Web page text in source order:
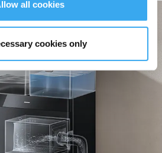
all cookies
cookies only